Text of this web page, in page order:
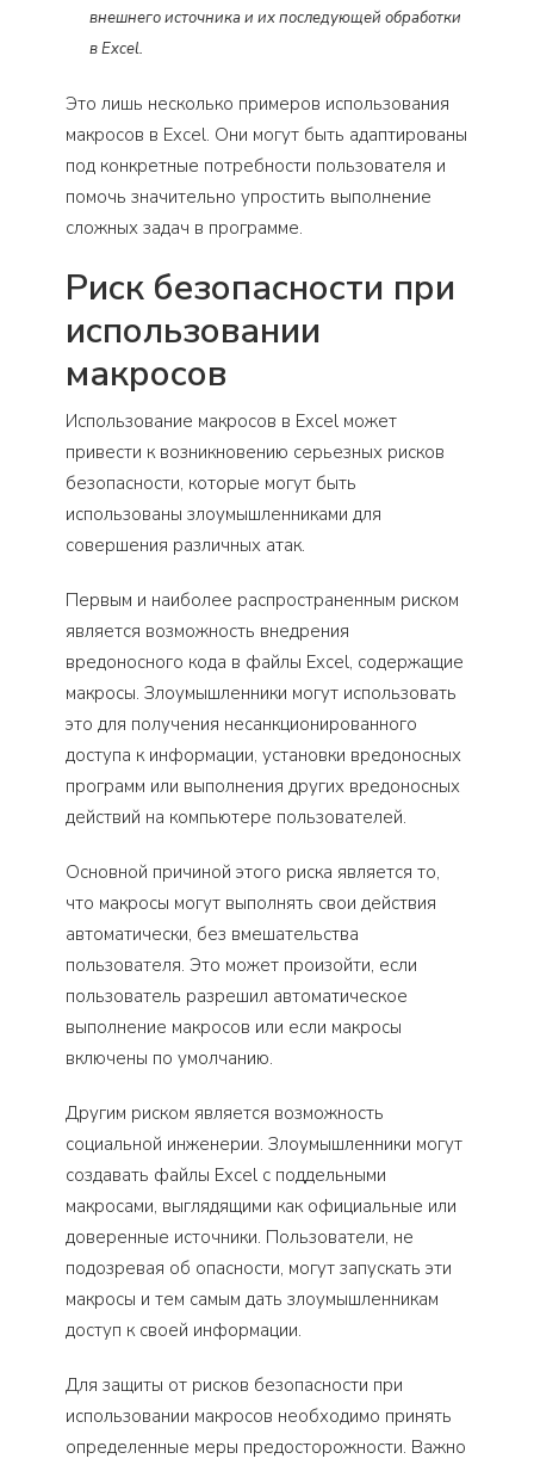
внешнего источника и их последующей обработки
в Excel.
Это лишь несколько примеров использования
макросов в Excel. Они могут быть адаптированы
под конкретные потребности пользователя и
помочь значительно упростить выполнение
сложных задач в программе.
Риск безопасности при
использовании
макросов
Использование макросов в Excel может
привести к возникновению серьезных рисков
безопасности, которые могут быть
использованы злоумышленниками для
совершения различных атак.
Первым и наиболее распространенным риском
является возможность внедрения
вредоносного кода в файлы Excel, содержащие
макросы. Злоумышленники могут использовать
это для получения несанкционированного
доступа к информации, установки вредоносных
программ или выполнения других вредоносных
действий на компьютере пользователей.
Основной причиной этого риска является то,
что макросы могут выполнять свои действия
автоматически, без вмешательства
пользователя. Это может произойти, если
пользователь разрешил автоматическое
выполнение макросов или если макросы
включены по умолчанию.
Другим риском является возможность
социальной инженерии. Злоумышленники могут
создавать файлы Excel с поддельными
макросами, выглядящими как официальные или
доверенные источники. Пользователи, не
подозревая об опасности, могут запускать эти
макросы и тем самым дать злоумышленникам
доступ к своей информации.
Для защиты от рисков безопасности при
использовании макросов необходимо принять
определенные меры предосторожности. Важно